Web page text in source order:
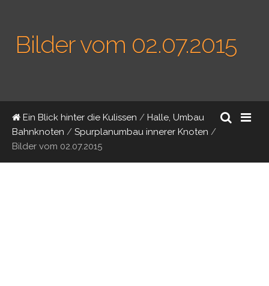
Bilder vom 02.07.2015
Ein Blick hinter die Kulissen / Halle, Umbau
Bahnknoten / Spurplanumbau innerer Knoten /
Bilder vom 02.07.2015